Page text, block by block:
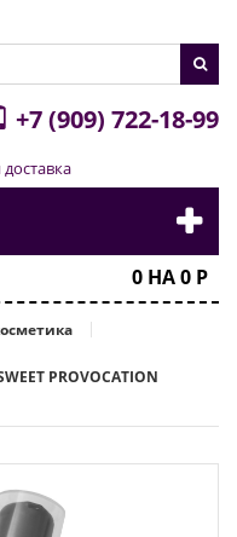
+7 (909) 722-18-99
0 НА0 Р
PROVOCATION